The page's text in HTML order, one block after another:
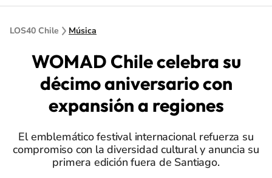
LOS40 Chile Música
WOMAD Chile celebra su
décimo aniversario con
expansión a regiones
El emblemático festival internacional refuerza su
compromiso con la diversidad cultural y anuncia su
primera edición fuera de Santiago.